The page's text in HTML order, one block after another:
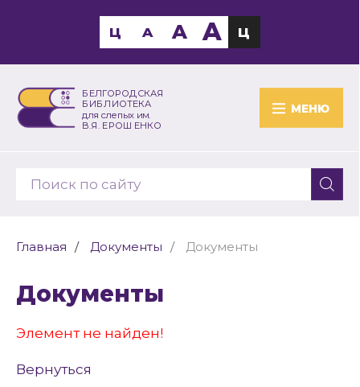
БЕЛГОРОДСКАЯ
БИБЛИОТЕКА
для слепых им.
В.Я. ЕРОШЕНКО
МЕНЮ
Ц A A A Ц
Главная Документы Документы
Документы
Элемент не найден!
Вернуться